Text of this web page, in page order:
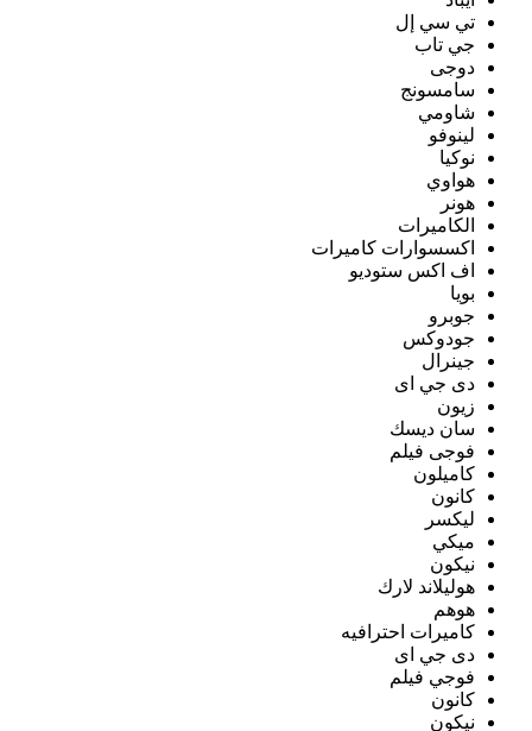
تي سي إل
جي تاب
دوجى
سامسونج
شاومي
لينوفو
نوكيا
هواوي
هونر
الكاميرات
اكسسوارات كاميرات
اف اكس ستوديو
بويا
جوبرو
جودوكس
جينرال
دى جي اى
زيون
سان ديسك
فوجى فيلم
كاميلون
كانون
ليكسر
ميكي
نيكون
هوليلاند لارك
هوهم
كاميرات احترافيه
دى جي اى
فوجي فيلم
كانون
نيكون